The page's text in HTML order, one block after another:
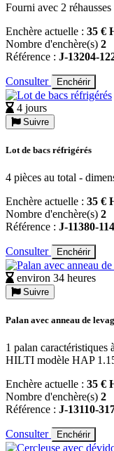
Fourni avec 2
Enchère actuelle : 35 €
Nombre d'enchère(s) 2
Référence : J-13204-
Consulter Enchérir
4 jours
Suivre
Lot de bacs réfrigérés
4 pièces au total -
Enchère actuelle : 35 €
Nombre d'enchère(s) 2
Référence : J-11380-
Consulter Enchérir
environ 34 heures
Suivre
Palan avec anneau de
1 palan caractéristiques
HILTI modèle HAP
Enchère actuelle : 35 €
Nombre d'enchère(s) 2
Référence : J-13110-
Consulter Enchérir